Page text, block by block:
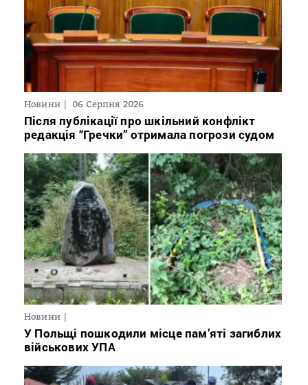
Новини 06 Серпня 2026
Після публікації про шкільний конфлікт
редакція “Гречки” отримала погрози судом
Новини
У Польщі пошкодили місце пам’яті загиблих
військових УПА